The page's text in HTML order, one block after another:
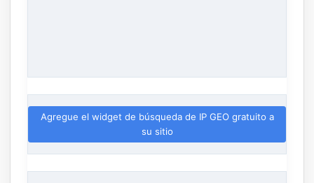
Agregue el widget de búsqueda de IP GEO gratuito a
su sitio